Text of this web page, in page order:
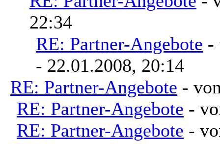
22:34
RE: Partner-Angebote -
- 22.01.2008, 20:14
RE: Partner-Angebote -
RE: Partner-Angebote -
RE: Partner-Angebote -